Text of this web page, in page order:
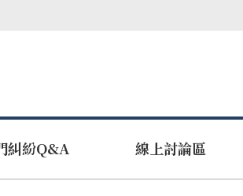
糾紛Q&A 線上討論區